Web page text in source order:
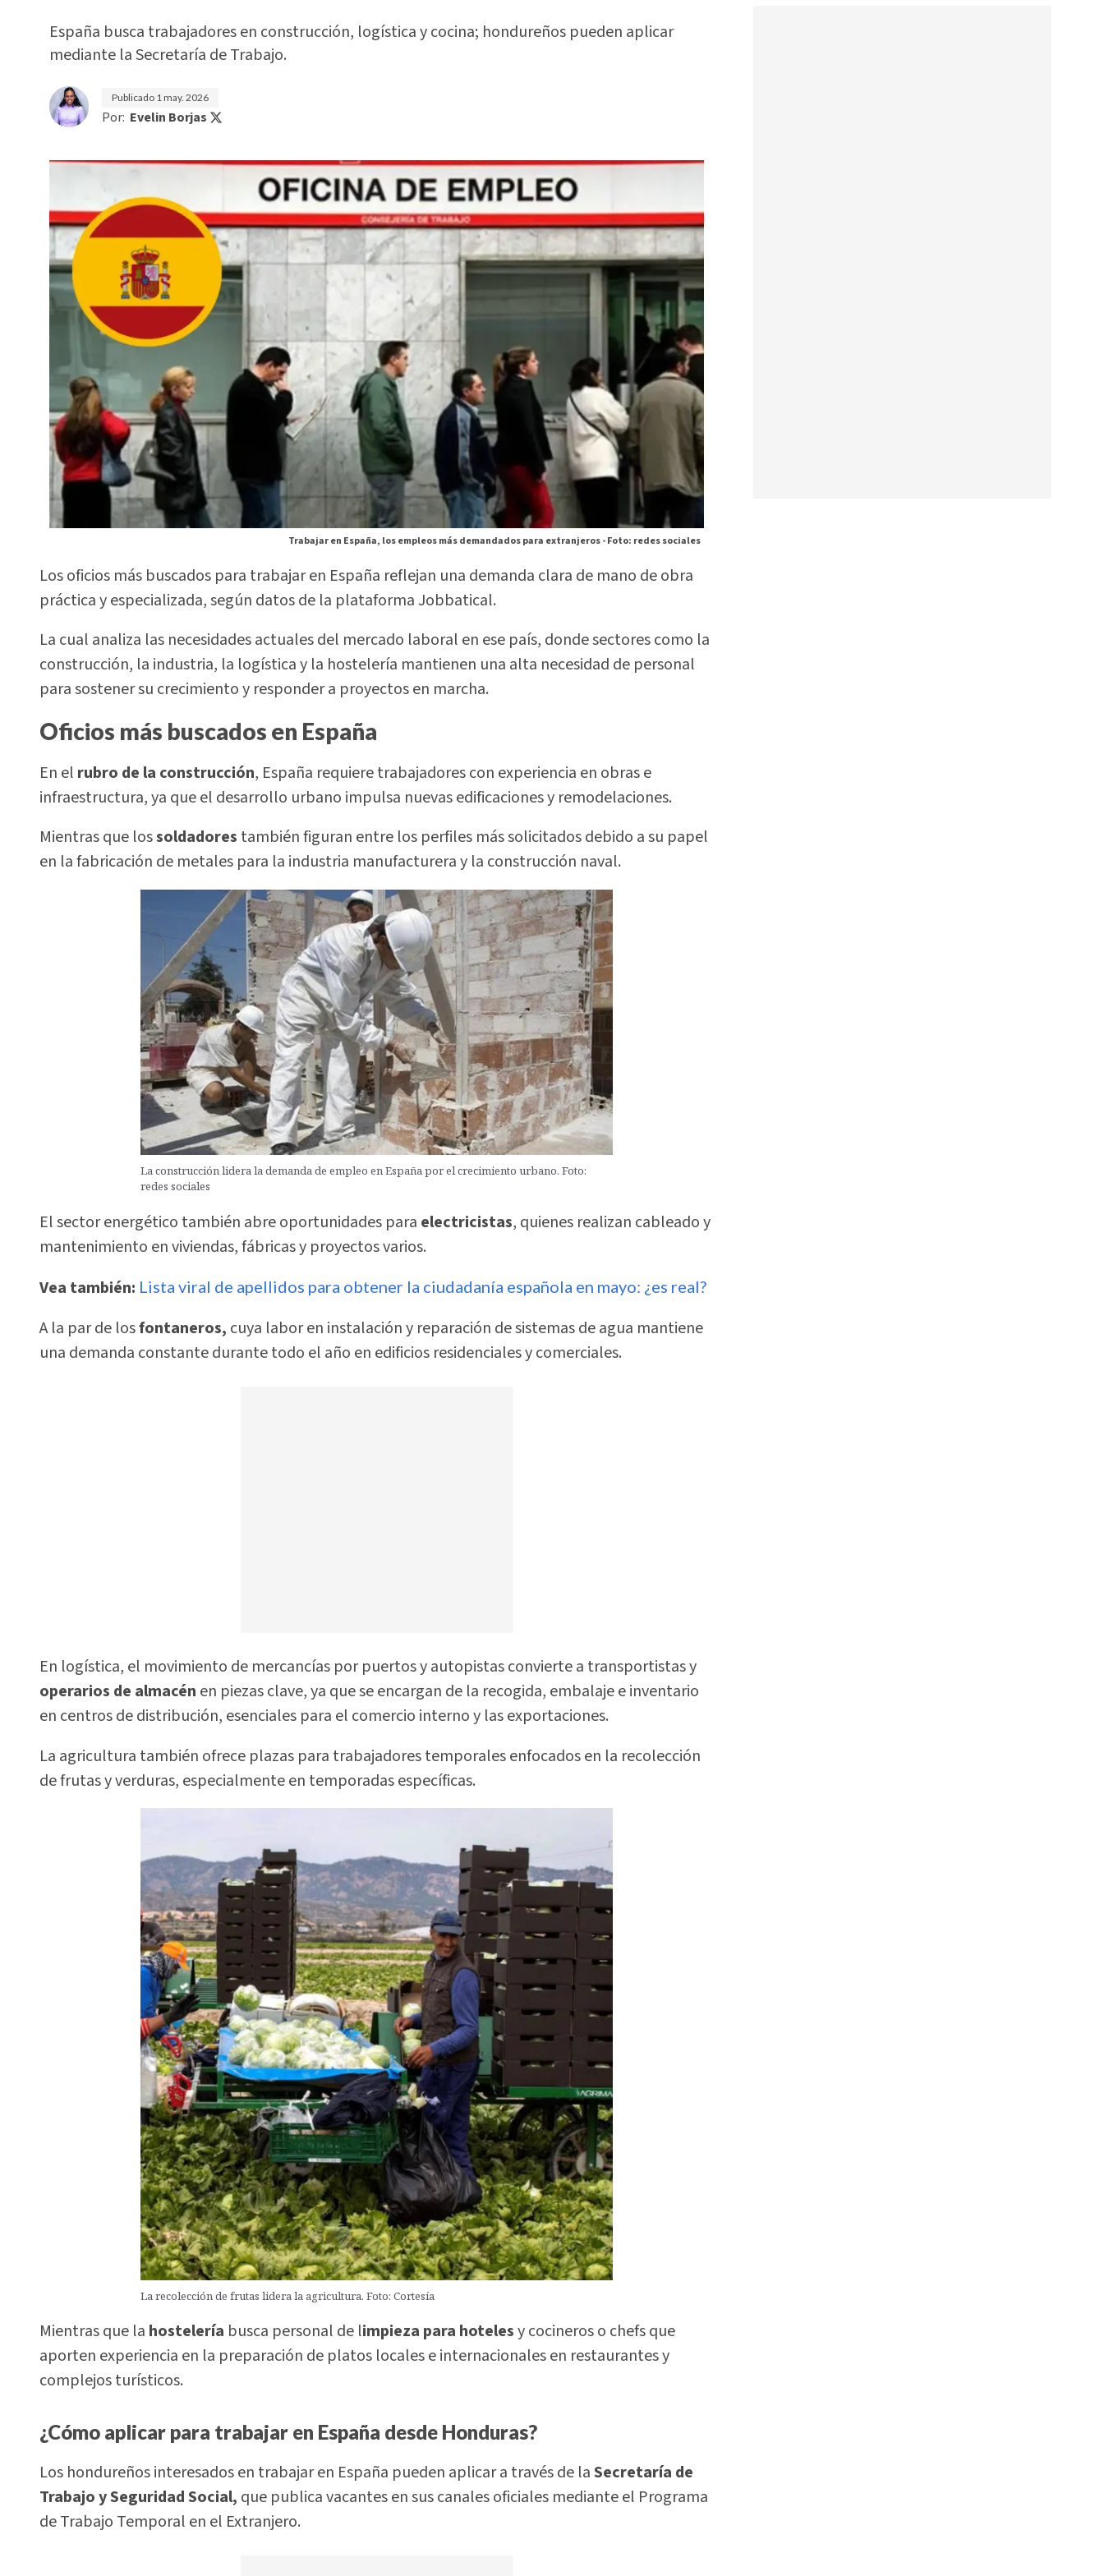
España busca trabajadores en construcción, logística y cocina; hondureños pueden aplicar
mediante la Secretaría de Trabajo.
Publicado 1 may. 2026
Por: Evelin Borjas
Trabajar en España, los empleos más demandados para extranjeros -Foto: redes sociales
Los oficios más buscados para trabajar en España reflejan una demanda clara de mano de obra
práctica y especializada, según datos de la plataforma Jobbatical.
La cual analiza las necesidades actuales del mercado laboral en ese país, donde sectores como la
construcción, la industria, la logística y la hostelería mantienen una alta necesidad de personal
para sostener su crecimiento y responder a proyectos en marcha.
Oficios más buscados en España
En el rubro de la construcción, España requiere trabajadores con experiencia en obras e
infraestructura, ya que el desarrollo urbano impulsa nuevas edificaciones y remodelaciones.
Mientras que lossoldadores también figuran entre los perfiles más solicitados debido a su papel
en la fabricación de metales para la industria manufacturera y la construcción naval.
La construcción lidera la demanda de empleo en España por el crecimiento urbano. Foto:
redes sociales
El sector energético también abre oportunidades para electricistas, quienes realizan cableado y
mantenimiento en viviendas, fábricas y proyectos varios.
Vea también: Lista viral de apellidos para obtener la ciudadanía española en mayo: ¿es real?
A la par de losfontaneros, cuya labor en instalación y reparación de sistemas de agua mantiene
una demanda constante durante todo el año en edificios residenciales y comerciales.
En logística, el movimiento de mercancías por puertos y autopistas convierte a transportistas y
operarios de almacén en piezas clave, ya que se encargan de la recogida, embalaje e inventario
en centros de distribución, esenciales para el comercio interno y las exportaciones.
La agricultura también ofrece plazas para trabajadores temporales enfocados en la recolección
de frutas y verduras, especialmente en temporadas específicas.
La recolección de frutas lidera la agricultura. Foto: Cortesía
Mientras que la hostelería busca personal de limpieza para hotelesy cocineros o chefs que
aporten experiencia en la preparación de platos locales e internacionales en restaurantes y
complejos turísticos.
¿Cómo aplicar para trabajar en España desde Honduras?
Los hondureños interesados en trabajar en España pueden aplicar a través de laSecretaría de
Trabajo y Seguridad Social, que publica vacantes en sus canales oficiales mediante el Programa
de Trabajo Temporal en el Extranjero.